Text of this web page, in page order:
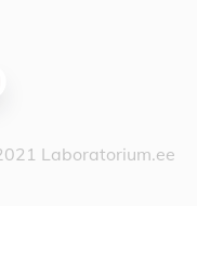
Laboratorium.ee